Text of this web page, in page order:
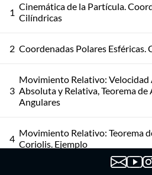
1 Cinemática de la Partícula.
Cilíndricas
2 Coordenadas Polares Esféricas.
3
Movimiento Relativo: Velocidad
Absoluta y Relativa, Teorema
Angulares
4 Movimiento Relativo: Teorema
Coriolis. Ejemplo